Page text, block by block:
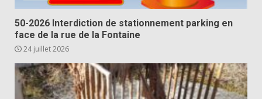
50-2026 Interdiction de stationnement parking en
face de la rue de la Fontaine
24 juillet 2026